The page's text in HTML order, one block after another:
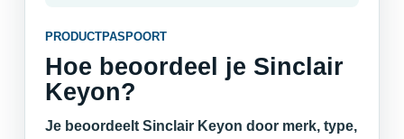
PRODUCTPASPOORT
Hoe beoordeel je Sinclair
Keyon?
Je beoordeelt Sinclair Keyon door merk, type,